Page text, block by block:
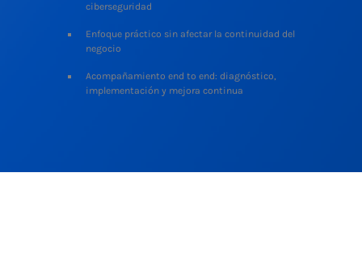
ciberseguridad
Enfoque práctico sin afectar la continuidad del
negocio
Acompañamiento end to end: diagnóstico,
implementación y mejora continua